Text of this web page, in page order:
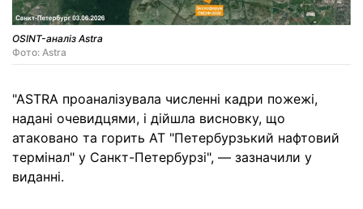
OSINT-аналіз Astra
Фото: Astra
"ASTRA проаналізувала численні кадри пожежі,
надані очевидцями, і дійшла висновку, що
атаковано та горить АТ "Петербурзький нафтовий
термінал" у Санкт-Петербурзі", — зазначили у
виданні.